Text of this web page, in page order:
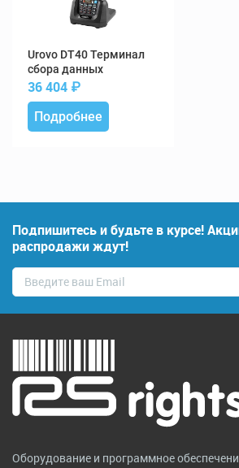
DT40 Терминал
сбора данных
36 404 ₽
Подробнее
Подпишитесь и будьте в курсе!
распродажи ждут!
Оборудование и программное